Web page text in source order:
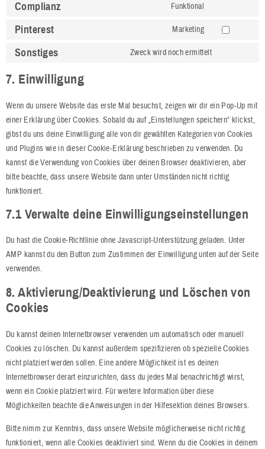
Complianz Funktional
Pinterest Marketing
Sonstiges Zweck wird noch ermittelt
7. Einwilligung
Wenn du unsere Website das erste Mal besuchst, zeigen wir dir ein Pop-Up mit
einer Erklärung über Cookies. Sobald du auf „Einstellungen speichern“ klickst,
gibst du uns deine Einwilligung alle von dir gewählten Kategorien von Cookies
und Plugins wie in dieser Cookie-Erklärung beschrieben zu verwenden. Du
kannst die Verwendung von Cookies über deinen Browser deaktivieren, aber
bitte beachte, dass unsere Website dann unter Umständen nicht richtig
funktioniert.
7.1 Verwalte deine Einwilligungseinstellungen
Du hast die Cookie-Richtlinie ohne Javascript-Unterstützung geladen. Unter
AMP kannst du den Button zum Zustimmen der Einwilligung unten auf der Seite
verwenden.
8. Aktivierung/Deaktivierung und Löschen von
Cookies
Du kannst deinen Internetbrowser verwenden um automatisch oder manuell
Cookies zu löschen. Du kannst außerdem spezifizieren ob spezielle Cookies
nicht platziert werden sollen. Eine andere Möglichkeit ist es deinen
Internetbrowser derart einzurichten, dass du jedes Mal benachrichtigt wirst,
wenn ein Cookie platziert wird. Für weitere Information über diese
Möglichkeiten beachte die Anweisungen in der Hilfesektion deines Browsers.
Bitte nimm zur Kenntnis, dass unsere Website möglicherweise nicht richtig
funktioniert, wenn alle Cookies deaktiviert sind. Wenn du die Cookies in deinem